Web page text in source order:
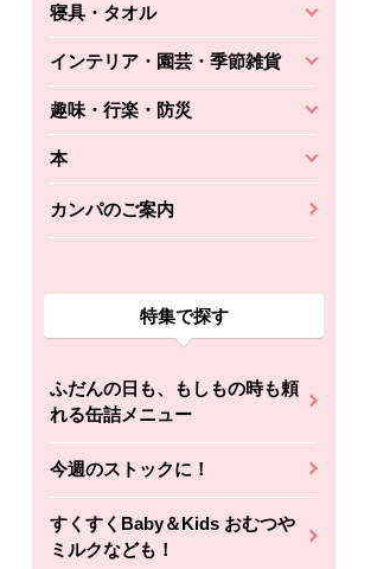
寝具・タオル
インテリア・園芸・季節雑貨
趣味・行楽・防災
本
カンパのご案内
特集で探す
ふだんの日も、もしもの時も頼
れる缶詰メニュー
今週のストックに！
すくすくBaby＆Kids おむつや
ミルクなども！